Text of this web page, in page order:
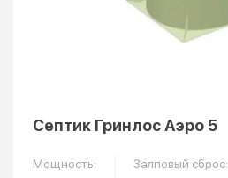
Септик Гринлос Аэро 5
Мощность: Залповый сброс: